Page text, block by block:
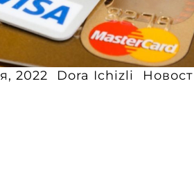
2022 Dora Ichizli